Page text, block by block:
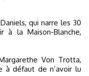
qui narre les 30
à la Maison-Blanche,
Von Trotta,
à défaut de n’avoir lu